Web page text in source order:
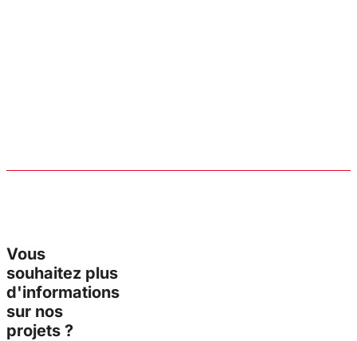
Vous
souhaitez plus
d'informations
sur nos
projets ?